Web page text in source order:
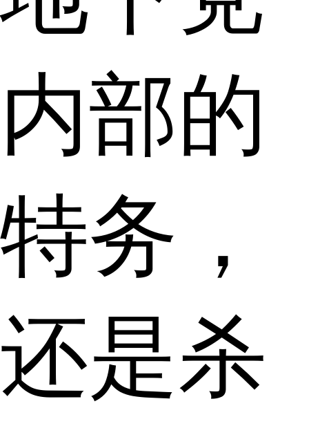
内部的
特务，
还是杀